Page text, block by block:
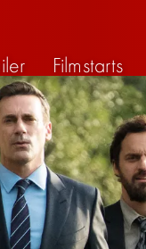
Filmstarts